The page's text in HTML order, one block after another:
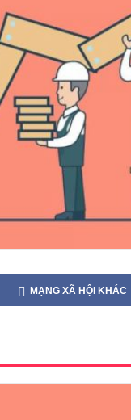
MẠNG XÃ HỘI KHÁC